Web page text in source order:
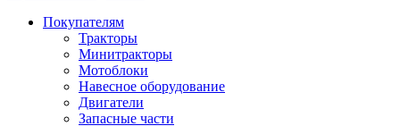
Покупателям
Тракторы
Минитракторы
Мотоблоки
Навесное оборудование
Двигатели
Запасные части